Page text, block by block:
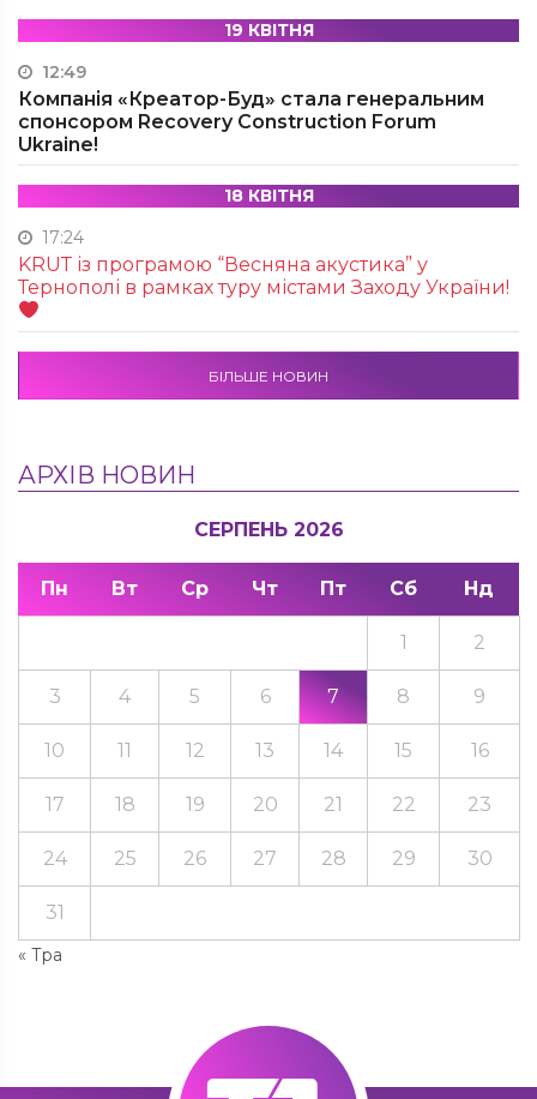
19 КВІТНЯ
12:49
Компанія «Креатор-Буд» стала генеральним
спонсором Recovery Construction Forum
Ukraine!
18 КВІТНЯ
17:24
KRUТ із програмою “Весняна акустика” у
Тернополі в рамках туру містами Заходу України!
БІЛЬШЕ НОВИН
АРХІВ НОВИН
СЕРПЕНЬ 2026
Пн Вт Ср Чт Пт Сб Нд
« Тра
1 2
3 4 5 6 7 8 9
10 11 12 13 14 15 16
17 18 19 20 21 22 23
24 25 26 27 28 29 30
31